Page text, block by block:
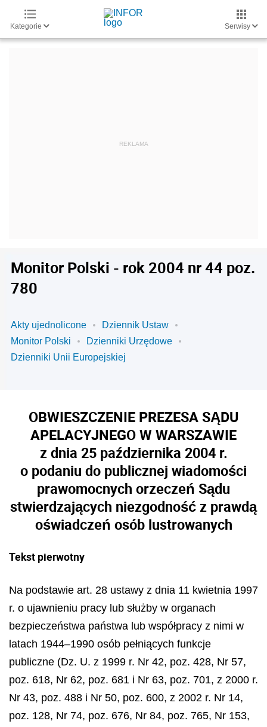
Kategorie Serwisy
Monitor Polski - rok 2004 nr 44 poz.
780
Akty ujednolicone
Dziennik Ustaw
Monitor Polski
Dzienniki Urzędowe
Dzienniki Unii Europejskiej
OBWIESZCZENIE PREZESA SĄDU
APELACYJNEGO W WARSZAWIE
z dnia 25 października 2004 r.
o podaniu do publicznej wiadomości
prawomocnych orzeczeń Sądu
stwierdzających niezgodność z prawdą
oświadczeń osób lustrowanych
Tekst pierwotny
Na podstawie art. 28 ustawy z dnia 11 kwietnia 1997
r. o ujawnieniu pracy lub służby w organach
bezpieczeństwa państwa lub współpracy z nimi w
latach 1944–1990 osób pełniących funkcje
publiczne (Dz. U. z 1999 r. Nr 42, poz. 428, Nr 57,
poz. 618, Nr 62, poz. 681 i Nr 63, poz. 701, z 2000 r.
Nr 43, poz. 488 i Nr 50, poz. 600, z 2002 r. Nr 14,
poz. 128, Nr 74, poz. 676, Nr 84, poz. 765, Nr 153,